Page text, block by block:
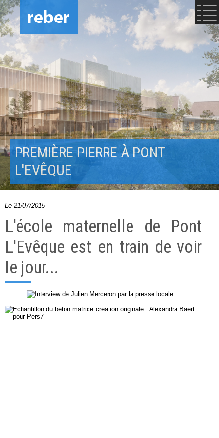
PREMIÈRE PIERRE À PONT
L'EVÊQUE
Le 21/07/2015
L'école maternelle de Pont
L'Evêque est en train de voir
le jour...